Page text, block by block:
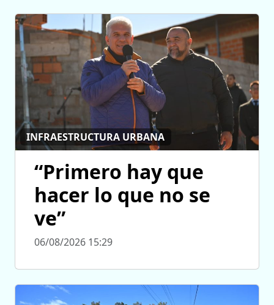
INFRAESTRUCTURA URBANA
“Primero hay que
hacer lo que no se
ve”
06/08/2026 15:29